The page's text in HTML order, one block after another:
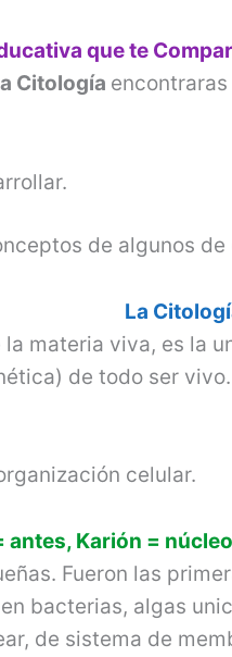
o
que te
Citología
de algunos de
La
materia viva, es la
de todo ser vivo.
celular.
antes, Karión =
Fueron las
bacterias, algas
de sistema de